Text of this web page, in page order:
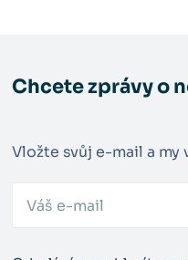
Chcete zprávy o
Vložte svůj e-mail a